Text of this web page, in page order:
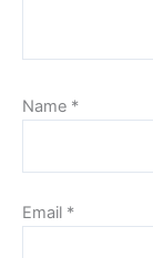
Name *
Email *